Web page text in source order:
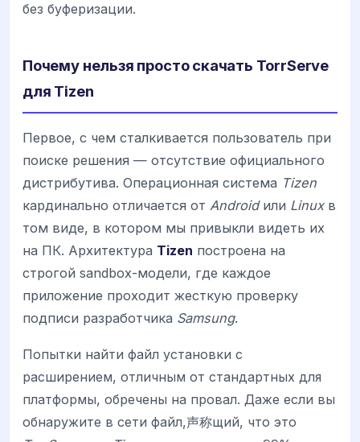
без буферизации.
Почему нельзя просто скачать TorrServe
для Tizen
Первое, с чем сталкивается пользователь при
поиске решения — отсутствие официального
дистрибутива. Операционная система Tizen
кардинально отличается от Androidили Linuxв
том виде, в котором мы привыкли видеть их
на ПК. Архитектура Tizen построена на
строгой sandbox-модели, где каждое
приложение проходит жесткую проверку
подписи разработчика Samsung.
Попытки найти файл установки с
расширением, отличным от стандартных для
платформы, обречены на провал. Даже если вы
обнаружите в сети файл,声称щий, что это